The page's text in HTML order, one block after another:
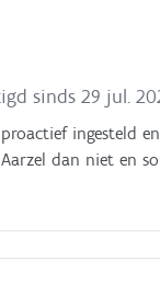
sinds 29 jul.
ingesteld
dan niet en